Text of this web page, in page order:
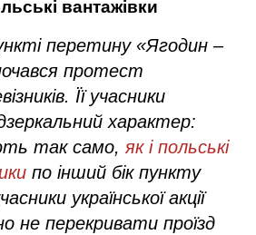
вантажівки
перетину «Ягодин –
протест
Її учасники
характер:
так само, як і польські
по інший бік пункту
української акції
не перекривати проїзд